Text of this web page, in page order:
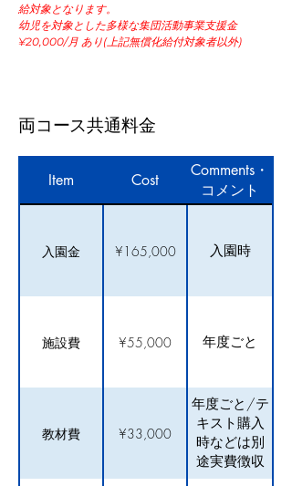
給対象となります。
幼児を対象とした多様な集団活動事業支援金
¥20,000/月 あり(上記無償化給付対象者以外)
両コース共通料金
Item Cost
Comments・
コメント
入園金 ¥165,000 入園時
施設費 ¥55,000 年度ごと
教材費 ¥33,000
年度ごと/テ
キスト購入
時などは別
途実費徴収